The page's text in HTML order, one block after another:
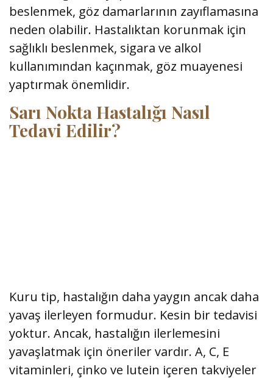
beslenmek, göz damarlarının zayıflamasına
neden olabilir. Hastalıktan korunmak için
sağlıklı beslenmek, sigara ve alkol
kullanımından kaçınmak, göz muayenesi
yaptırmak önemlidir.
Sarı Nokta Hastalığı Nasıl
Tedavi Edilir?
Kuru tip, hastalığın daha yaygın ancak daha
yavaş ilerleyen formudur. Kesin bir tedavisi
yoktur. Ancak, hastalığın ilerlemesini
yavaşlatmak için öneriler vardır. A, C, E
vitaminleri, çinko ve lutein içeren takviyeler